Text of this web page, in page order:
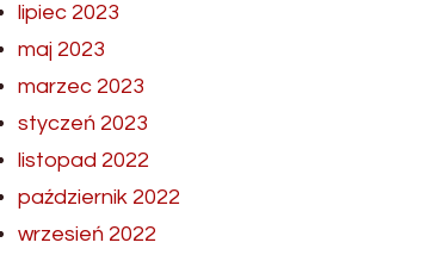
lipiec 2023
maj 2023
marzec 2023
styczeń 2023
listopad 2022
październik 2022
wrzesień 2022